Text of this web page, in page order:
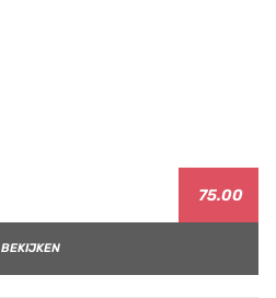
75.00
BEKIJKEN